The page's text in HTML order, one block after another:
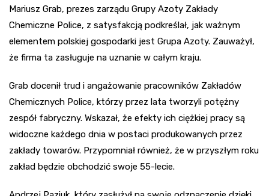
Mariusz Grab, prezes zarządu Grupy Azoty Zakłady
Chemiczne Police, z satysfakcją podkreślał, jak ważnym
elementem polskiej gospodarki jest Grupa Azoty. Zauważył,
że firma ta zasługuje na uznanie w całym kraju.
Grab docenił trud i angażowanie pracowników Zakładów
Chemicznych Police, którzy przez lata tworzyli potężny
zespół fabryczny. Wskazał, że efekty ich ciężkiej pracy są
widoczne każdego dnia w postaci produkowanych przez
zakłady towarów. Przypomniał również, że w przyszłym roku
zakład będzie obchodzić swoje 55-lecie.